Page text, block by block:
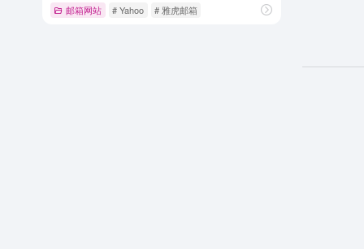
邮箱网站 # Yahoo # 雅虎邮箱